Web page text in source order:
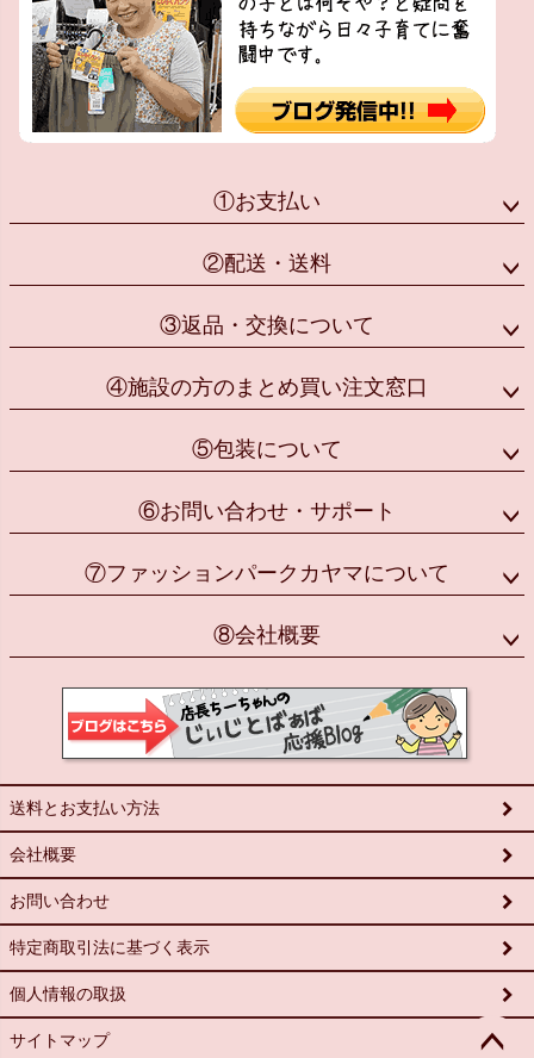
①お支払い
②配送・送料
③返品・交換について
④施設の方のまとめ買い注文窓口
⑤包装について
⑥お問い合わせ・サポート
⑦ファッションパークカヤマについて
⑧会社概要
送料とお支払い方法
会社概要
お問い合わせ
特定商取引法に基づく表示
個人情報の取扱
サイトマップ